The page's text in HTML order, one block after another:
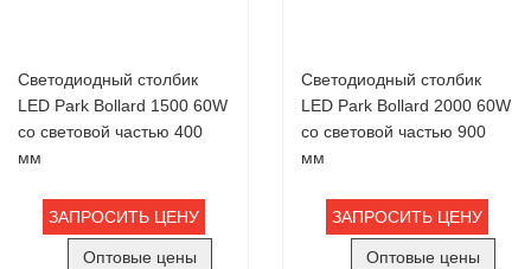
Светодиодный столбик
LED Park Bollard 1500 60W
со световой частью 400
мм
ЗАПРОСИТЬ ЦЕНУ
Оптовые цены
Светодиодный столбик
LED Park Bollard 2000 60W
со световой частью 900
мм
ЗАПРОСИТЬ ЦЕНУ
Оптовые цены